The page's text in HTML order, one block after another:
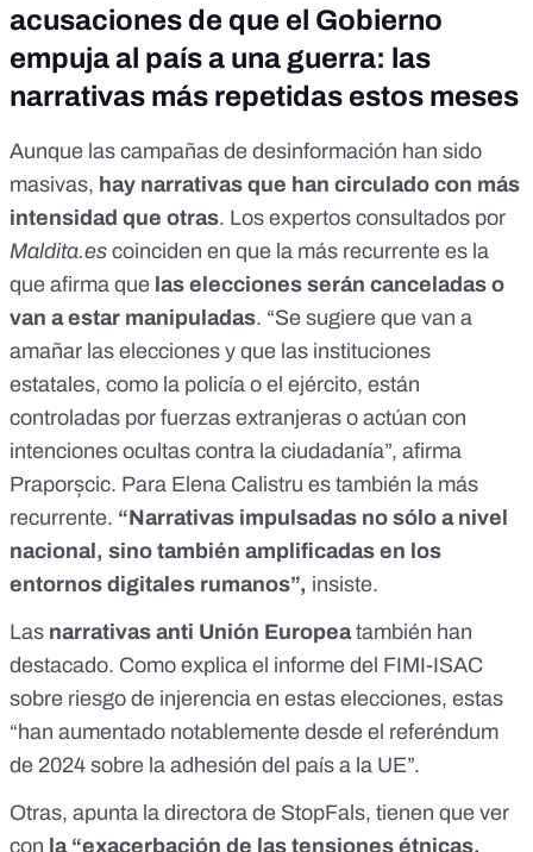
acusaciones de que el Gobierno
empuja al país a una guerra: las
narrativas más repetidas estos meses
Aunque las campañas de desinformación han sido
masivas, hay narrativas que han circulado con más
intensidad que otras. Los expertos consultados por
Maldita.es coinciden en que la más recurrente es la
que afirma que las elecciones serán canceladas o
van a estar manipuladas. “Se sugiere que van a
amañar las elecciones y que las instituciones
estatales, como la policía o el ejército, están
controladas por fuerzas extranjeras o actúan con
intenciones ocultas contra la ciudadanía”, afirma
Praporșcic. Para Elena Calistru es también la más
recurrente. “Narrativas impulsadas no sólo a nivel
nacional, sino también amplificadas en los
entornos digitales rumanos”, insiste.
Las narrativas anti Unión Europeatambién han
destacado. Como explica el informe del FIMI-ISAC
sobre riesgo de injerencia en estas elecciones, estas
“han aumentado notablemente desde el referéndum
de 2024 sobre la adhesión del país a la UE”.
Otras, apunta la directora de StopFals, tienen que ver
con la “exacerbación de las tensiones étnicas,